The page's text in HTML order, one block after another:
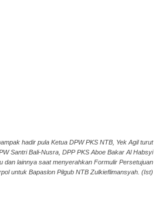
hadir pula Ketua DPW PKS NTB, Yek Agil turut
Santri Bali-Nusra, DPP PKS Aboe Bakar Al Habsyi
dan lainnya saat menyerahkan Formulir Persetujuan
untuk Bapaslon Pilgub NTB Zulkieflimansyah. (Ist)